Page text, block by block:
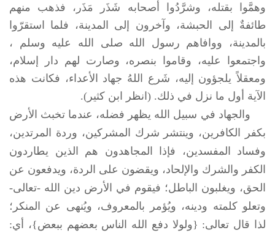
وهمَّوا بقتله، وشرَّدُوا أصحابه شَذَر مَذَر، فذهب منهم
طائفةٌ إلى الحبشة، وآخرون إلى المدينة، فلما استقرّوا
بالمدينة، ووافاهم رسول الله صلى الله عليه وسلم
،
واجتمعوا عليه، وقاموا بنصره، وصارت لهم دار إسلام،
ومعقلاً يلجؤون إليه، شَرع اللهُ جهاد الأعداء، فكانت هذه
الآية أول ما نزل في ذلك. (انظر ابن كثير).
والجهاد في سبيل الله يظهر فضله، عندما تخبث الأرض
بكفر الكافرين، وينتشر شرك المشركين، وردة المرتدين،
وفساد المفسدين، فإذا المجاهدون هم الذين يطاردون
الكفر والشرك والإلحاد، ويقضون على الردة، ويدفعون عن
الحق، ويغلبون الباطل؛ فيقوم في الأرض دين الله -تعالى-
وتعلو كلمته ودينه، ويُؤمر بالمعروف، ويُنهى عن المنكر؛
لذا قال تعالى: {ولولا دفع الله الناس بعضهم ببعض}، أي: